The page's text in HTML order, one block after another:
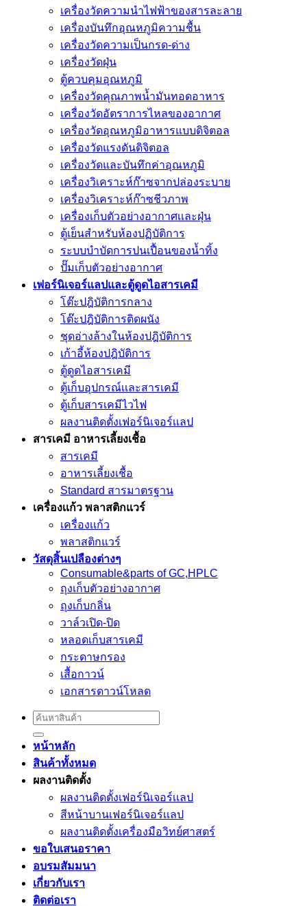
เครื่องวัดความนําไฟฟ้าของสารละลาย
เครื่องบันทึกอุณหภูมิความชื้น
เครื่องวัดความเป็นกรด-ด่าง
เครื่องวัดฝุ่น
ตู้ควบคุมอุณหภูมิ
เครื่องวัดคุณภาพน้ำมันทอดอาหาร
เครื่องวัดอัตราการไหลของอากาศ
เครื่องวัดอุณหภูมิอาหารแบบดิจิตอล
เครื่องวัดแรงดันดิจิตอล
เครื่องวัดและบันทึกค่าอุณหภูมิ
เครื่องวิเคราะห์ก๊าซจากปล่องระบาย
เครื่องวิเคราะห์ก๊าซชีวภาพ
เครื่องเก็บตัวอย่างอากาศเเละฝุ่น
ตู้เย็นสำหรับห้องปฏิบัติการ
ระบบบำบัดการปนเปื้อนของน้ำทิ้ง
ปั๊มเก็บตัวอย่างอากาศ
เฟอร์นิเจอร์แลปและตู้ดูดไอสารเคมี
โต๊ะปฎิบัติการกลาง
โต๊ะปฎิบัติการติดผนัง
ชุดอ่างล้างในห้องปฎิบัติการ
เก้าอี้ห้องปฎิบัติการ
ตู้ดูดไอสารเคมี
ตู้เก็บอุปกรณ์เเละสารเคมี
ตู้เก็บสารเคมีไวไฟ
ผลงานติดตั้งเฟอร์นิเจอร์เเลป
สารเคมี อาหารเลี้ยงเชื้อ
สารเคมี
อาหารเลี้ยงเชื้อ
Standard สารมาตรฐาน
เครื่องเเก้ว พลาสติกแวร์
เครื่องเเก้ว
พลาสติกแวร์
วัสดุสิ้นเปลืองต่างๆ
Consumable&parts of GC,HPLC
ถุงเก็บตัวอย่างอากาศ
ถุงเก็บกลิ่น
วาล์วเปิด-ปิด
หลอดเก็บสารเคมี
กระดาษกรอง
เสื้อกาวน์
เอกสารดาวน์โหลด
Search
for:
หน้าหลัก
สินค้าทั้งหมด
ผลงานติดตั้ง
ผลงานติดตั้งเฟอร์นิเจอร์เเลป
สีหน้าบานเฟอร์นิเจอร์เเลป
ผลงานติดตั้งเครื่องมือวิทย์ศาสตร์
ขอใบเสนอราคา
อบรมสัมมนา
เกี่ยวกับเรา
ติดต่อเรา